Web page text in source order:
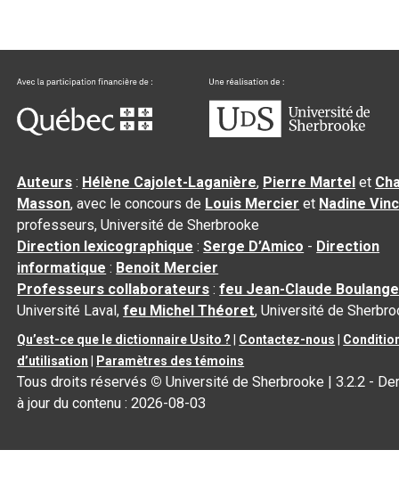
Auteurs : Hélène Cajolet-Laganière, Pierre Martel et
Masson, avec le concours de Louis Mercier et Nadine
professeurs, Université de Sherbrooke
Direction lexicographique :Serge D’Amico - Direction
informatique : Benoit Mercier
Professeurs collaborateurs :feu Jean-Claude
Université Laval,feu Michel Théoret, Université de
Qu’est-ce que le dictionnaire Usito ? Contactez-nous
d’utilisation
Paramètres des témoins
Tous droits réservés © Université de Sherbrooke |3.2.2 -
à jour du contenu :2026-08-03